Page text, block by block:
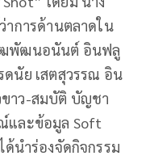
าการด้านตลาดใน
พัฒนอนันต์ อินฟลู
ดนัย เสตสุวรรณ อิน
าว-สมบัติ บัญชา
และข้อมูล Soft
นำร่องจัดกิจกรรม